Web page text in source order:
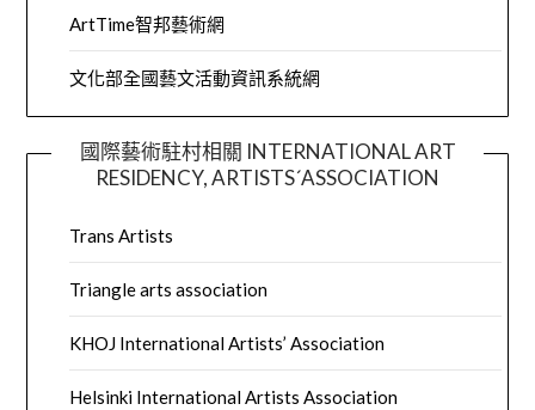
ArtTime智邦藝術網
文化部全國藝文活動資訊系統網
國際藝術駐村相關 INTERNATIONAL ART
RESIDENCY, ARTISTS´ASSOCIATION
Trans Artists
Triangle arts association
KHOJ International Artists’ Association
Helsinki International Artists Association